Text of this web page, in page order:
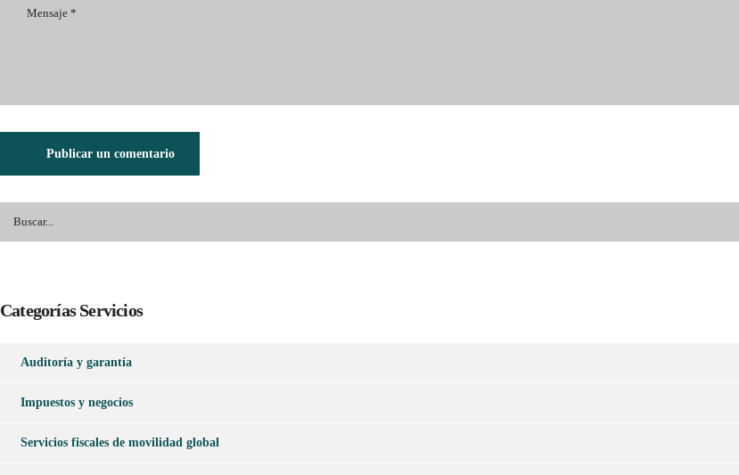
Publicar un comentario
Categorías Servicios
Auditoría y garantía
Impuestos y negocios
Servicios fiscales de movilidad global